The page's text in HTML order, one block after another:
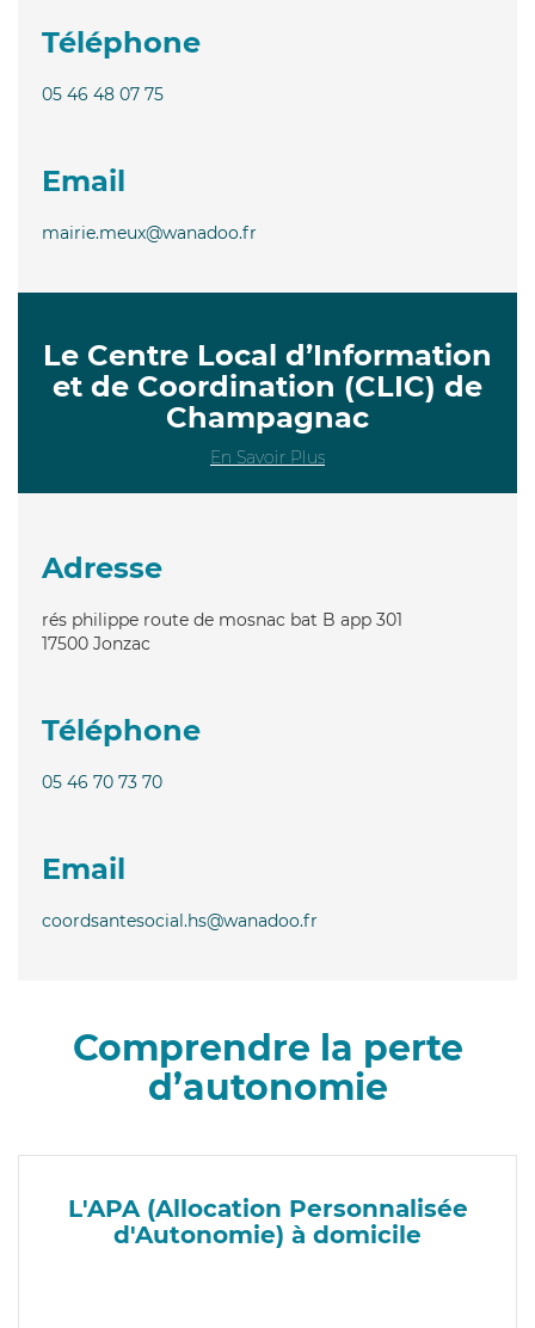
Téléphone
05 46 48 07 75
Email
mairie.meux@wanadoo.fr
Le Centre Local d’Information
et de Coordination (CLIC) de
Champagnac
En Savoir Plus
Adresse
rés philippe route de mosnac bat B app 301
17500 Jonzac
Téléphone
05 46 70 73 70
Email
coordsantesocial.hs@wanadoo.fr
Comprendre la perte
d’autonomie
L'APA (Allocation Personnalisée
d'Autonomie) à domicile